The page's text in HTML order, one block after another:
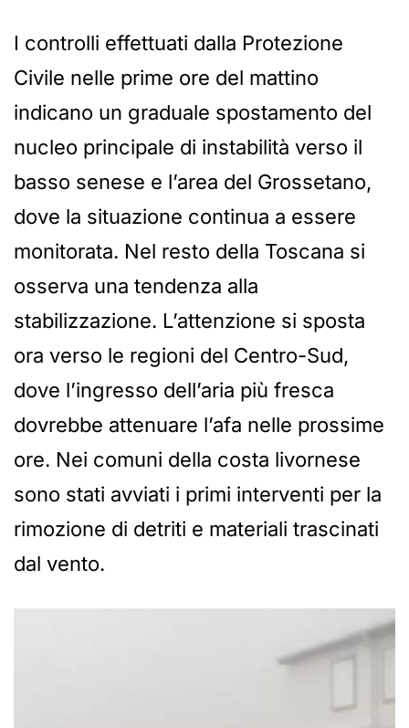
I controlli effettuati dalla Protezione
Civile nelle prime ore del mattino
indicano un graduale spostamento del
nucleo principale di instabilità verso il
basso senese e l’area del Grossetano,
dove la situazione continua a essere
monitorata. Nel resto della Toscana si
osserva una tendenza alla
stabilizzazione. L’attenzione si sposta
ora verso le regioni del Centro-Sud,
dove l’ingresso dell’aria più fresca
dovrebbe attenuare l’afa nelle prossime
ore. Nei comuni della costa livornese
sono stati avviati i primi interventi per la
rimozione di detriti e materiali trascinati
dal vento.